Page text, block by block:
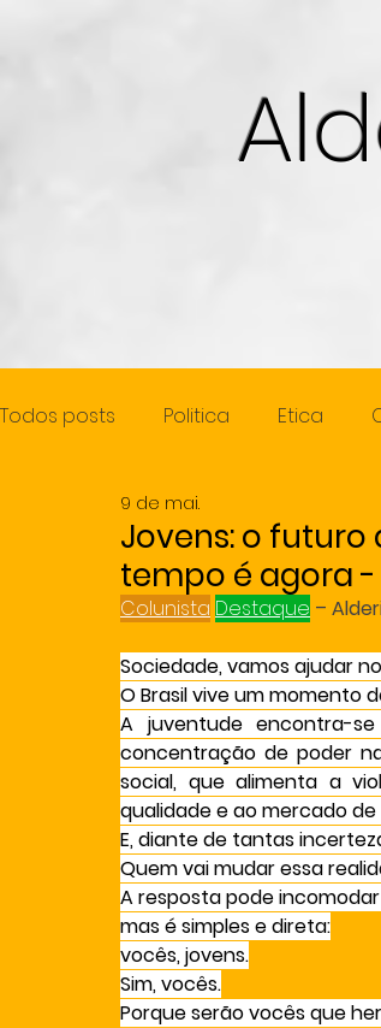
Todos posts Politica Etica
Cidadania Juventude
Jovens: o futuro
tempo é agora -
9 de mai.
Colunista Destaque –
Sociedade, vamos ajudar
O Brasil vive um momento
A juventude encontra-
concentração de poder
social, que alimenta a
qualidade e ao mercado
E, diante de tantas
Quem vai mudar essa
A resposta pode
mas é simples e direta:
vocês, jovens.
Sim, vocês.
Porque serão vocês que